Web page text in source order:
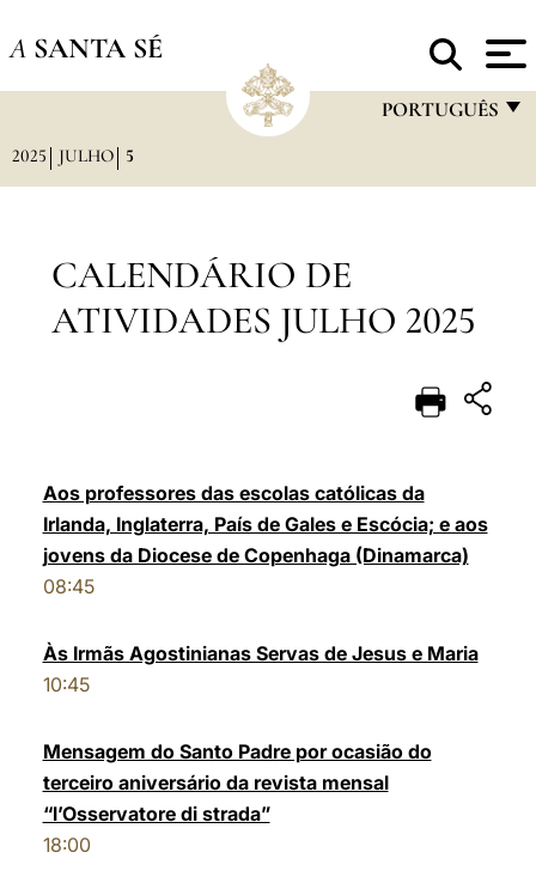
A SANTA SÉ
PORTUGUÊS
DEUTSCH
العربيّة
中文
2025 JULHO 5
CALENDÁRIO DE
ATIVIDADES JULHO 2025
Aos professores das escolas católicas da
Irlanda, Inglaterra, País de Gales e Escócia; e aos
jovens da Diocese de Copenhaga (Dinamarca)
08:45
Às Irmãs Agostinianas Servas de Jesus e Maria
10:45
Mensagem do Santo Padre por ocasião do
terceiro aniversário da revista mensal
“l’Osservatore di strada”
18:00